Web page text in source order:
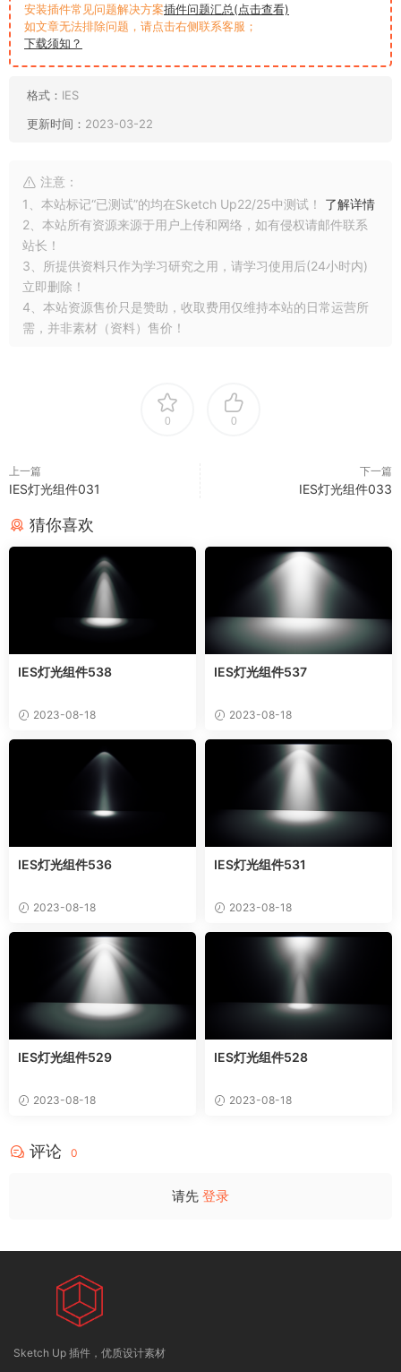
安装插件常见问题解决方案插件问题汇总(点击查看)
如文章无法排除问题，请点击右侧联系客服；
下载须知？
格式： IES
更新时间： 2023-03-22
注意：
1、本站标记“已测试”的均在Sketch Up22/25中测试！ 了解详情
2、本站所有资源来源于用户上传和网络，如有侵权请邮件联系
站长！
3、所提供资料只作为学习研究之用，请学习使用后(24小时内)
立即删除！
4、本站资源售价只是赞助，收取费用仅维持本站的日常运营所
需，并非素材（资料）售价！
0 0
上一篇
IES灯光组件031
下一篇
IES灯光组件033
猜你喜欢
IES灯光组件538
2023-08-18
IES灯光组件537
2023-08-18
IES灯光组件536
2023-08-18
IES灯光组件531
2023-08-18
IES灯光组件529
2023-08-18
IES灯光组件528
2023-08-18
评论 0
请先 登录
Sketch Up 插件，优质设计素材